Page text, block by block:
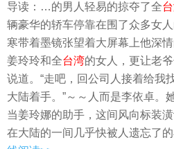
导读：…的男人轻易的掠夺了全
辆豪华的轿车停靠在围了众多女
寒带着墨镜张望着大屏幕上他深
姜玲玲和全台湾的女人，更让老
说道。“走吧，回公司人接着给我
大陆着手。”～～人而是李依卓。
当姜玲娜的助手，这间风向标装
在大陆的一间几乎快被人遗忘了